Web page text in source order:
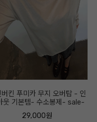
버킨 푸미카 무지 오버탑 - 인
웃 기본템- 수소봉제- sale-
29,000원